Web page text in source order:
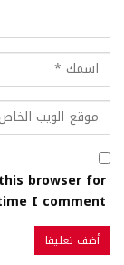
browser for
I comment.